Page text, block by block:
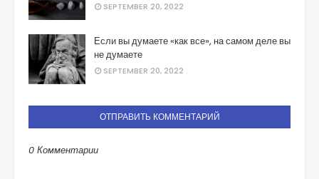
SEPTEMBER 20, 2022
Если вы думаете «как все», на самом деле вы
не думаете
SEPTEMBER 20, 2022
ОТПРАВИТЬ КОММЕНТАРИЙ
0 Комментарии